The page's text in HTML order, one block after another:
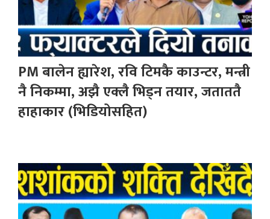
PM बालेन ह्यारेश, रवि टिमकै काउन्टर, मन्त्री
नै निकम्मा, अझै एक्लै भिड्न तयार, जताततै
हाहाकार (भिडियोसहित)